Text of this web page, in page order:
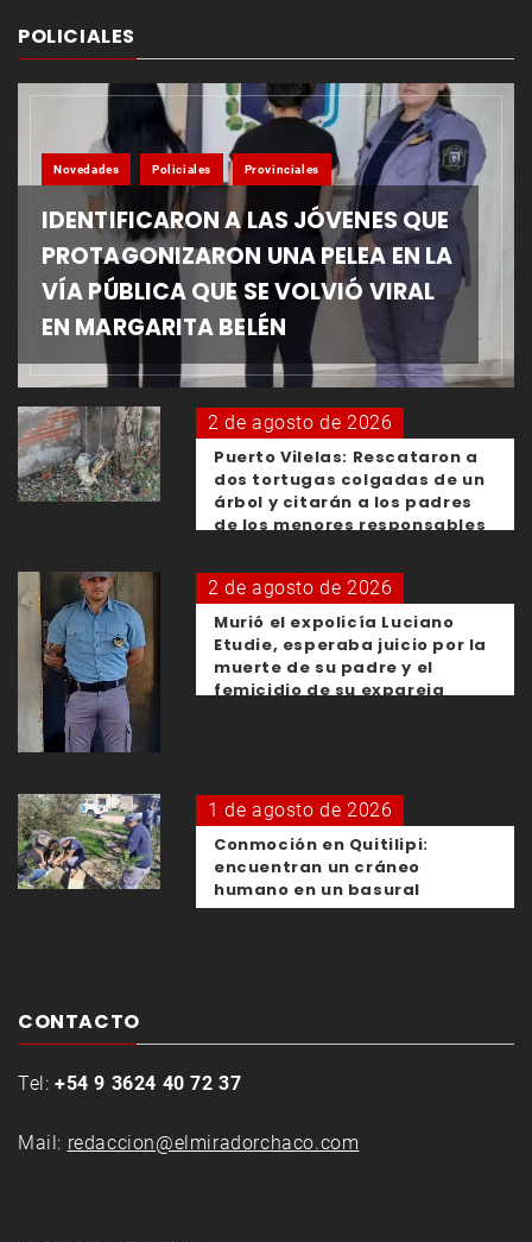
POLICIALES
Novedades Policiales Provinciales
IDENTIFICARON A LAS JÓVENES QUE
PROTAGONIZARON UNA PELEA EN LA
VÍA PÚBLICA QUE SE VOLVIÓ VIRAL
EN MARGARITA BELÉN
2 de agosto de 2026
Puerto Vilelas: Rescataron a
dos tortugas colgadas de un
árbol y citarán a los padres
de los menores responsables
2 de agosto de 2026
Murió el expolicía Luciano
Etudie, esperaba juicio por la
muerte de su padre y el
femicidio de su expareja
1 de agosto de 2026
Conmoción en Quitilipi:
encuentran un cráneo
humano en un basural
CONTACTO
Tel: +54 9 3624 40 72 37
Mail: redaccion@elmiradorchaco.com